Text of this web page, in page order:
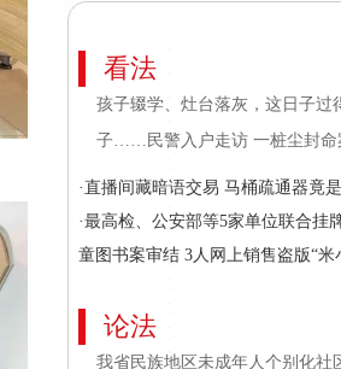
看法
孩子辍学、灶台落灰，这日子过
子……民警入户走访 一桩尘封命
·直播间藏暗语交易 马桶疏通器竟
·最高检、公安部等5家单位联合挂
童图书案审结 3人网上销售盗版“米
论法
我省民族地区未成年人个别化社